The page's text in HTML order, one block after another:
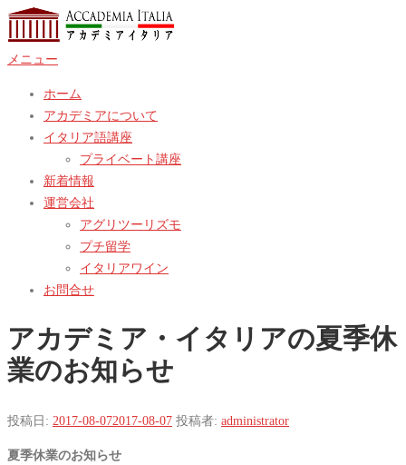
コ
ン
テメニュー
ホーム
アカデミアについて
イタリア語講座
プライベート講座
新着情報
運営会社
アグリツーリズモ
プチ留学
イタリアワイン
お問合せ
アカデミア・イタリアの夏季休
業のお知らせ
投稿日: 2017-08-072017-08-07 投稿者: administrator
夏季休業のお知らせ